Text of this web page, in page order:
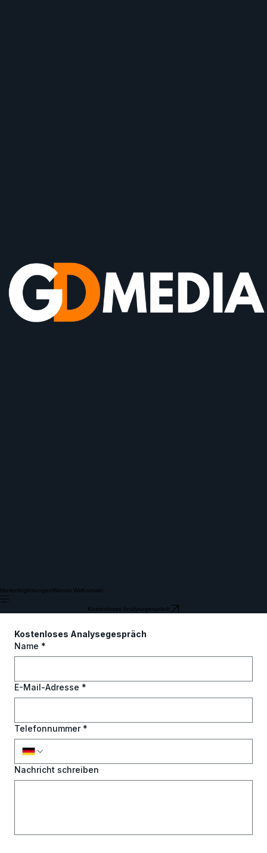
Kostenloses Analysegespräch
Name *
E-Mail-Adresse *
Telefonnummer *
Nachricht schreiben